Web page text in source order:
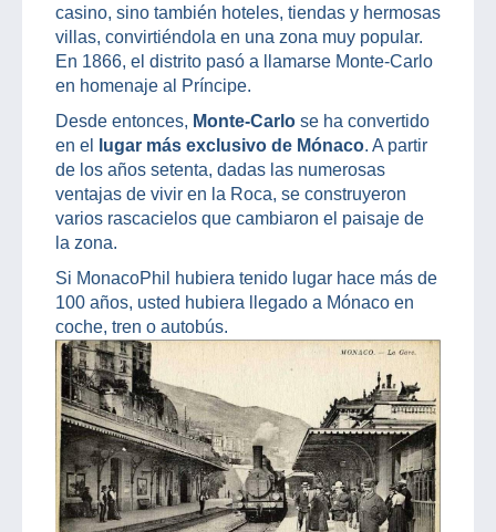
casino, sino también hoteles, tiendas y hermosas
villas, convirtiéndola en una zona muy popular.
En 1866, el distrito pasó a llamarse Monte-Carlo
en homenaje al Príncipe.
Desde entonces, Monte-Carlo se ha convertido
en el
lugar más exclusivo de Mónaco. A partir
de los años setenta, dadas las numerosas
ventajas de vivir en la Roca, se construyeron
varios rascacielos que cambiaron el paisaje de
la zona.
Si MonacoPhil hubiera tenido lugar hace más de
100 años, usted hubiera llegado a Mónaco en
coche, tren o autobús.